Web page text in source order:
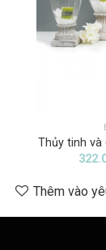
Thủy tinh
Thêm vào